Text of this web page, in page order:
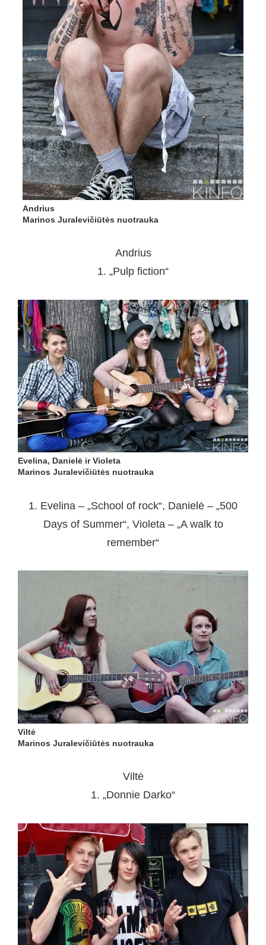
Andrius
Marinos Juralevičiūtės nuotrauka
Andrius
1. „Pulp fiction“
Evelina, Danielė ir Violeta
Marinos Juralevičiūtės nuotrauka
1. Evelina – „School of rock“, Danielė – „500
Days of Summer“, Violeta – „A walk to
remember“
Viltė
Marinos Juralevičiūtės nuotrauka
Viltė
1. „Donnie Darko“